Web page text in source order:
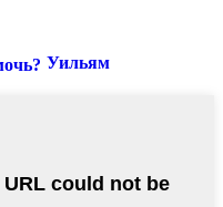
Уильям